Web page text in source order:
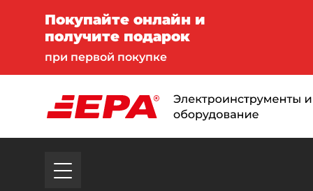
Покупайте онлайн и
получите подарок
при первой покупке